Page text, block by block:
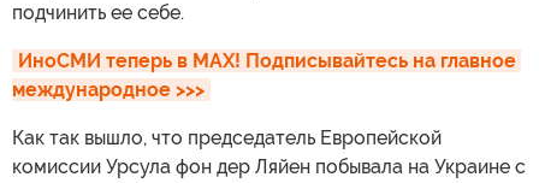
подчинить ее себе.
ИноСМИ теперь в MAX! Подписывайтесь на главное
международное >>>
Как так вышло, что председатель Европейской
комиссии Урсула фон дер Ляйен побывала на Украине с